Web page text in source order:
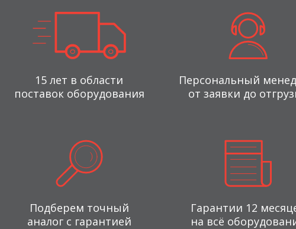
15 лет в области
поставок оборудования
Персональный
от заявки до
Подберем точный
аналог с гарантией
Гарантии 12
на всё